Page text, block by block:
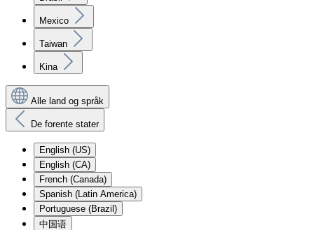
Mexico
Taiwan
Kina
Alle land og språk
De forente stater
English (US)
English (CA)
French (Canada)
Spanish (Latin America)
Portuguese (Brazil)
中国语